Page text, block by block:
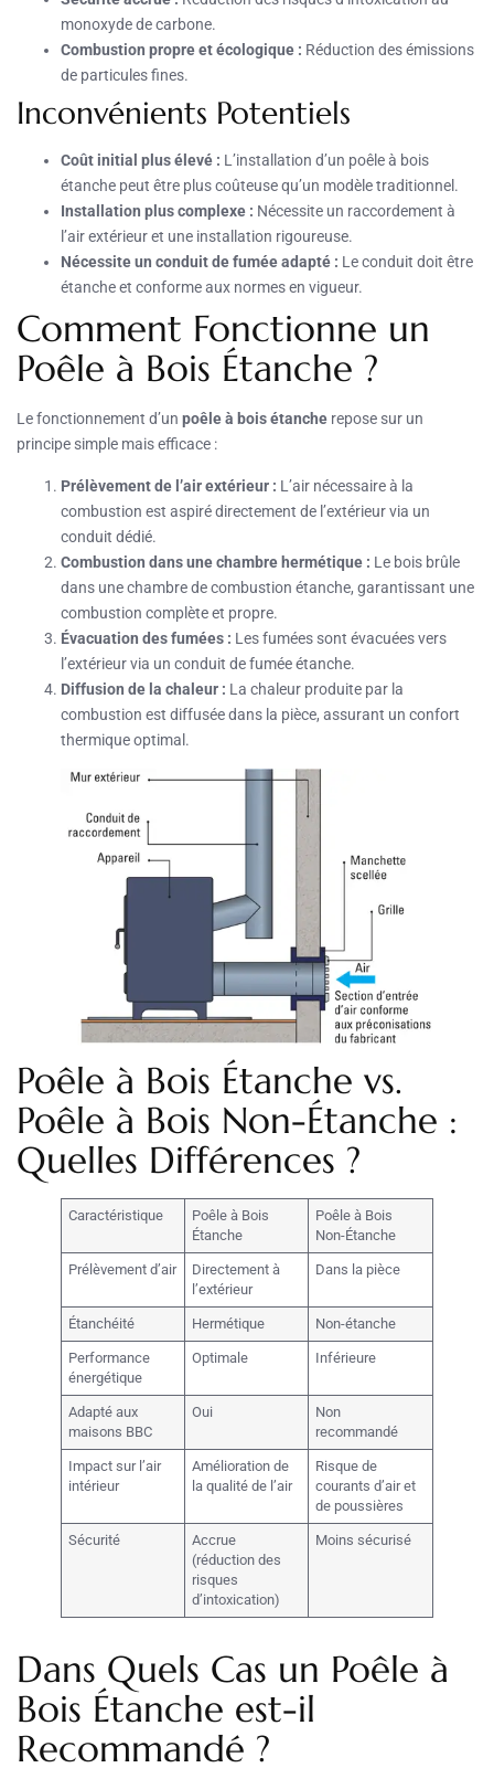
monoxyde de carbone.
Combustion propre et écologique : Réduction des émissions
de particules fines.
Inconvénients Potentiels
Coût initial plus élevé : L’installation d’un poêle à bois
étanche peut être plus coûteuse qu’un modèle traditionnel.
Installation plus complexe : Nécessite un raccordement à
l’air extérieur et une installation rigoureuse.
Nécessite un conduit de fumée adapté : Le conduit doit être
étanche et conforme aux normes en vigueur.
Comment Fonctionne un
Poêle à Bois Étanche ?
Le fonctionnement d’un poêle à bois étanche repose sur un
principe simple mais efficace :
Prélèvement de l’air extérieur : L’air nécessaire à la
combustion est aspiré directement de l’extérieur via un
conduit dédié.
Combustion dans une chambre hermétique : Le bois brûle
dans une chambre de combustion étanche, garantissant une
combustion complète et propre.
Évacuation des fumées : Les fumées sont évacuées vers
l’extérieur via un conduit de fumée étanche.
Diffusion de la chaleur : La chaleur produite par la
combustion est diffusée dans la pièce, assurant un confort
thermique optimal.
Poêle à Bois Étanche vs.
Poêle à Bois Non-Étanche :
Quelles Différences ?
Caractéristique
Poêle à Bois
Étanche
Poêle à Bois
Non-Étanche
Prélèvement d’air
Directement à
l’extérieur
Dans la pièce
Étanchéité Hermétique Non-étanche
Performance
énergétique
Optimale Inférieure
Adapté aux
maisons BBC
Oui
Non
recommandé
Impact sur l’air
intérieur
Amélioration de
la qualité de l’air
Risque de
courants d’air et
de poussières
Sécurité
Accrue
(réduction des
risques
d’intoxication)
Moins sécurisé
Dans Quels Cas un Poêle à
Bois Étanche est-il
Recommandé ?